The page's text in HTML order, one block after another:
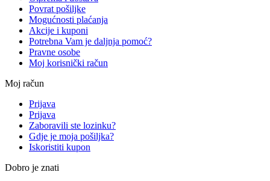
Povrat pošiljke
Mogućnosti plaćanja
Akcije i kuponi
Potrebna Vam je daljnja pomoć?
Pravne osobe
Moj korisnički račun
Moj račun
Prijava
Prijava
Zaboravili ste lozinku?
Gdje je moja pošiljka?
Iskoristiti kupon
Dobro je znati